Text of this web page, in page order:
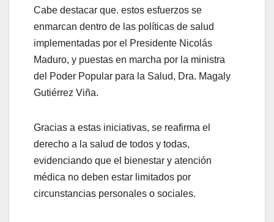
Cabe destacar que. estos esfuerzos se
enmarcan dentro de las políticas de salud
implementadas por el Presidente Nicolás
Maduro, y puestas en marcha por la ministra
del Poder Popular para la Salud, Dra. Magaly
Gutiérrez Viña.
Gracias a estas iniciativas, se reafirma el
derecho a la salud de todos y todas,
evidenciando que el bienestar y atención
médica no deben estar limitados por
circunstancias personales o sociales.